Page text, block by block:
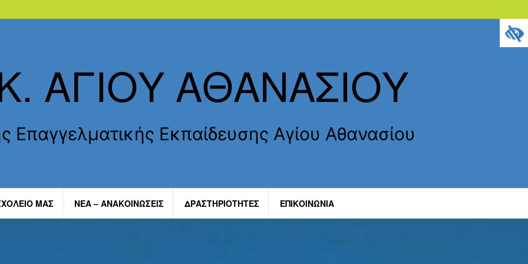
ΑΓΙΟΥ ΑΘΑΝΑΣΙΟΥ
Επαγγελματικής Εκπαίδευσης Αγίου Αθανασίου
ΜΑΣ ΝΈΑ – ΑΝΑΚΟΙΝΏΣΕΙΣ ΔΡΑΣΤΗΡΙΌΤΗΤΕΣ ΕΠΙΚΟΙΝΩΝΊΑ